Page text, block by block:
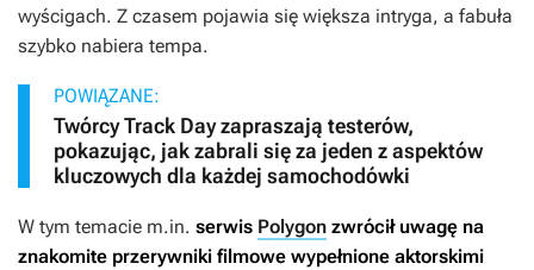
wyścigach. Z czasem pojawia się większa intryga, a fabuła
szybko nabiera tempa.
POWIĄZANE:
Twórcy Track Day zapraszają testerów,
pokazując, jak zabrali się za jeden z aspektów
kluczowych dla każdej samochodówki
W tym temacie m.in. serwis Polygon zwrócił uwagę na
znakomite przerywniki filmowe wypełnione aktorskimi